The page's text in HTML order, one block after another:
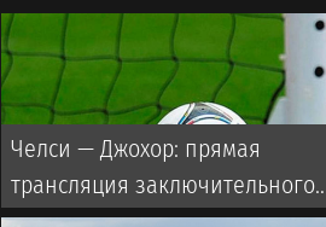
Челси — Джохор: прямая
трансляция заключительного
матча азиатского турне с